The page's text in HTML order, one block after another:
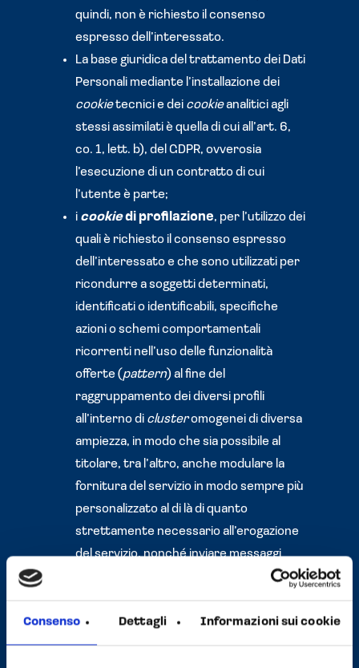
Consenso Dettagli Informazioni sui cookie
quindi, non è richiesto il consenso
espresso dell’interessato.
La base giuridica del trattamento dei Dati
Personali mediante l’installazione dei
cookietecnici e dei cookieanalitici agli
stessi assimilati è quella di cui all’art. 6,
co. 1, lett. b), del GDPR, ovverosia
l’esecuzione di un contratto di cui
l’utente è parte;
i cookiedi profilazione, per l’utilizzo dei
quali è richiesto il consenso espresso
dell’interessato e che sono utilizzati per
ricondurre a soggetti determinati,
identificati o identificabili, specifiche
azioni o schemi comportamentali
ricorrenti nell’uso delle funzionalità
offerte (pattern) al fine del
raggruppamento dei diversi profili
all’interno di clusteromogenei di diversa
ampiezza, in modo che sia possibile al
titolare, tra l’altro, anche modulare la
fornitura del servizio in modo sempre più
personalizzato al di là di quanto
strettamente necessario all’erogazione
del servizio, nonché inviare messaggi
pubblicitari mirati, cioè in linea con le
nell’ambito della navigazione in rete.